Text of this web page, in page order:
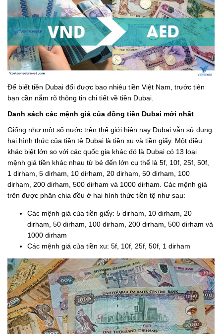
Để biết tiền Dubai đổi được bao nhiêu tiền Việt Nam, trước tiên
bạn cần nắm rõ thông tin chi tiết về tiền Dubai.
Danh sách các mệnh giá của đồng tiền Dubai mới nhất
Giống như một số nước trên thế giới hiện nay Dubai vẫn sử dụng
hai hình thức của tiền tệ Dubai là tiền xu và tiền giấy. Một điều
khác biệt lớn so với các quốc gia khác đó là Dubai có 13 loại
mệnh giá tiền khác nhau từ bé đến lớn cụ thể là 5f, 10f, 25f, 50f,
1 dirham, 5 dirham, 10 dirham, 20 dirham, 50 dirham, 100
dirham, 200 dirham, 500 dirham và 1000 dirham. Các mệnh giá
trên được phân chia đều ở hai hình thức tiền tệ như sau:
Các mệnh giá của tiền giấy: 5 dirham, 10 dirham, 20
dirham, 50 dirham, 100 dirham, 200 dirham, 500 dirham và
1000 dirham
Các mệnh giá của tiền xu: 5f, 10f, 25f, 50f, 1 dirham